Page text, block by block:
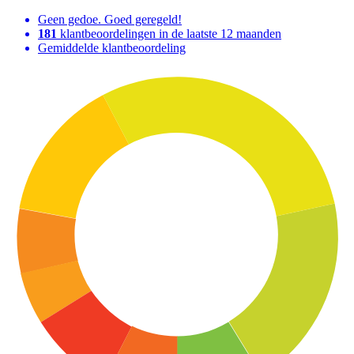
Geen gedoe. Goed geregeld!
181 klantbeoordelingen in de laatste 12 maanden
Gemiddelde klantbeoordeling